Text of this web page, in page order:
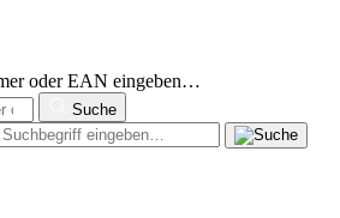
oder EAN eingeben…
Suche